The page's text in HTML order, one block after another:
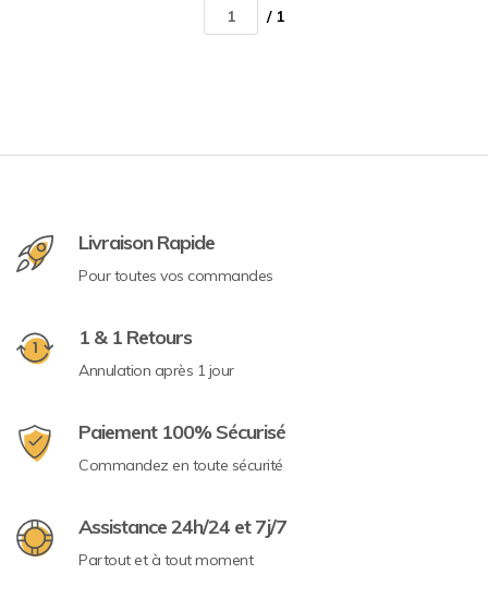
/ 1
Livraison Rapide
Pour toutes vos commandes
1 & 1 Retours
Annulation après 1 jour
Paiement 100% Sécurisé
Commandez en toute sécurité
Assistance 24h/24 et 7j/7
Partout et à tout moment